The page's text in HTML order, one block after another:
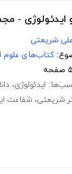
-
علی شریعتی
کتاب‌های علوم
ایدئولوژی،
شریعتی، شفاعت